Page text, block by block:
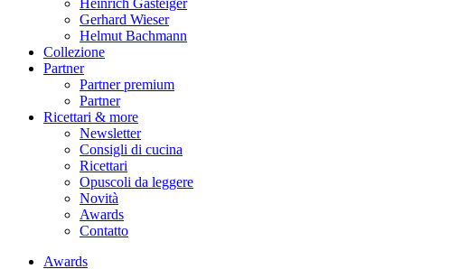
Heinrich Gasteiger
Gerhard Wieser
Helmut Bachmann
Collezione
Partner
Partner premium
Partner
Ricettari & more
Newsletter
Consigli di cucina
Ricettari
Opuscoli da leggere
Novità
Awards
Contatto
Awards